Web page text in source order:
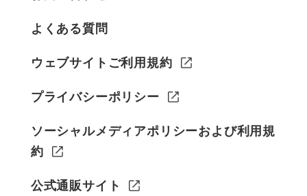
よくある質問
ウェブサイトご利用規約
プライバシーポリシー
ソーシャルメディアポリシーおよび利用規
約
公式通販サイト